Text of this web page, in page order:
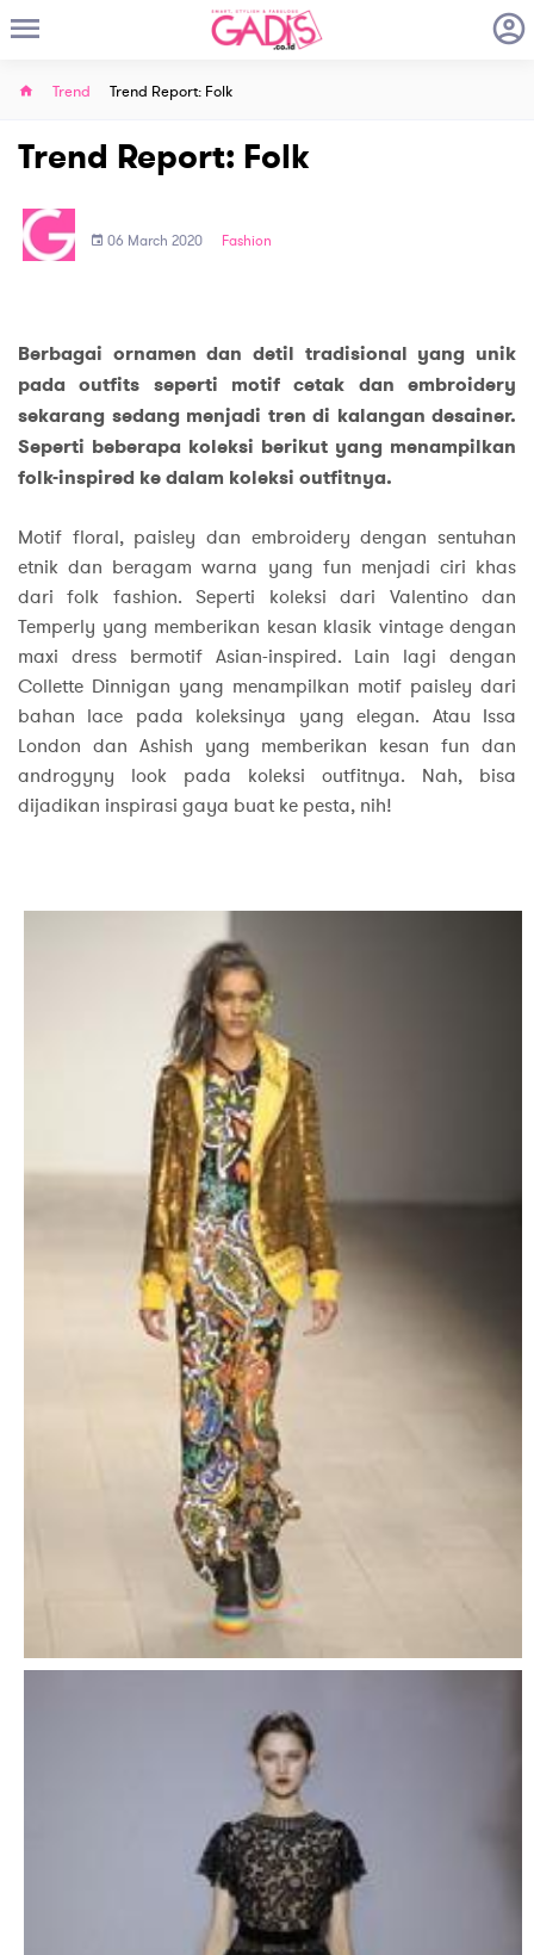
Trend Trend Report: Folk
Trend Report: Folk
06 March 2020 Fashion
Berbagai ornamen dan detil tradisional yang unik
pada outfits seperti motif cetak dan embroidery
sekarang sedang menjadi tren di kalangan desainer.
Seperti beberapa koleksi berikut yang menampilkan
folk-inspired ke dalam koleksi outfitnya.
Motif floral, paisley dan embroidery dengan sentuhan
etnik dan beragam warna yang fun menjadi ciri khas
dari folk fashion. Seperti koleksi dari Valentino dan
Temperly yang memberikan kesan klasik vintage dengan
maxi dress bermotif Asian-inspired. Lain lagi dengan
Collette Dinnigan yang menampilkan motif paisley dari
bahan lace pada koleksinya yang elegan. Atau Issa
London dan Ashish yang memberikan kesan fun dan
androgyny look pada koleksi outfitnya. Nah, bisa
dijadikan inspirasi gaya buat ke pesta, nih!